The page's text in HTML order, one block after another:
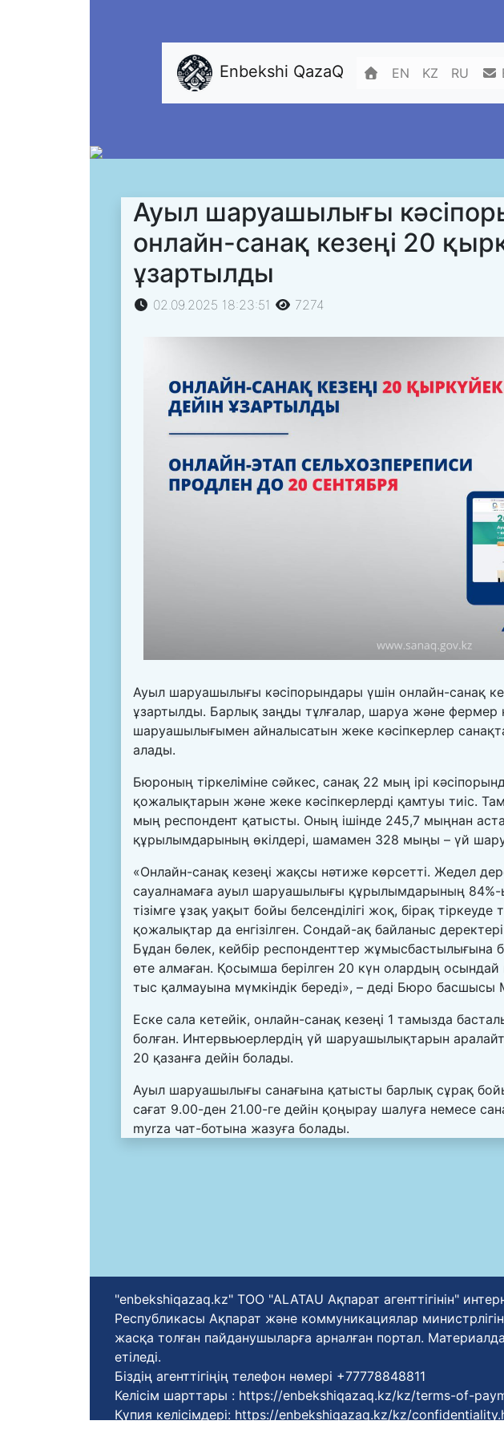
Enbekshi QazaQ EN KZ RU
Ауыл шаруашылығы
онлайн-санақ кезеңі 20
ұзартылды
02.09.2025 18:23:51 7274
Ауыл шаруашылығы кәсіпорындары үшін онлайн-санақ
ұзартылды. Барлық заңды тұлғалар, шаруа және
шаруашылығымен айналысатын жеке кәсіпкерлер
алады.
Бюроның тіркеліміне сәйкес, санақ 22 мың ірі
қожалықтарын және жеке кәсіпкерлерді қамтуы тиіс.
мың респондент қатысты. Оның ішінде 245,7 мыңнан
құрылымдарының өкілдері, шамамен 328 мыңы – үй
«Онлайн-санақ кезеңі жақсы нәтиже көрсетті. Жедел
сауалнамаға ауыл шаруашылығы құрылымдарының
тізімге ұзақ уақыт бойы белсенділігі жоқ, бірақ
қожалықтар да енгізілген. Сондай-ақ байланыс
Бұдан бөлек, кейбір респонденттер жұмысбастылығына
өте алмаған. Қосымша берілген 20 күн олардың
тыс қалмауына мүмкіндік береді», – деді Бюро басшысы
Еске сала кетейік, онлайн-санақ кезеңі 1 тамызда
болған. Интервьюерлердің үй шаруашылықтарын
20 қазанға дейін болады.
Ауыл шаруашылығы санағына қатысты барлық сұрақ
сағат 9.00-ден 21.00-ге дейін қоңырау шалуға немесе
myrza чат-ботына жазуға болады.
"enbekshiqazaq.kz" ТОО "ALATAU Ақпарат агенттігінін"
Республикасы Ақпарат және коммуникациялар
жасқа толған пайданушыларға арналған портал.
етіледі.
Біздің агенттігіңің телефон нөмері +77778848811
Келісім шарттары : https://enbekshiqazaq.kz/kz/terms-of-
Қүпия келісімдері: https://enbekshiqazaq.kz/kz/